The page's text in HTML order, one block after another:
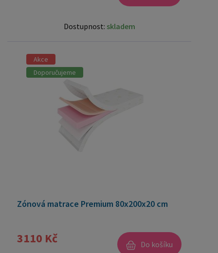
Dostupnost: skladem
Akce
Doporučujeme
Zónová matrace Premium 80x200x20 cm
3110 Kč Do košíku